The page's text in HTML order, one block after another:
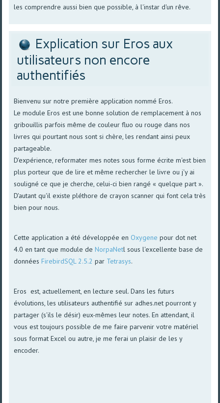
les comprendre aussi bien que possible, à l'instar d'un rêve.
Explication sur Eros aux
utilisateurs non encore
authentifiés
Bienvenu sur notre première application nommé Eros.
Le module Eros est une bonne solution de remplacement à nos
gribouillis parfois même de couleur fluo ou rouge dans nos
livres qui pourtant nous sont si chère, les rendant ainsi peux
partageable.
D'expérience, reformater mes notes sous forme écrite m'est bien
plus porteur que de lire et même rechercher le livre ou j'y ai
souligné ce que je cherche, celui-ci bien rangé « quelque part ».
D'autant qu'il existe pléthore de crayon scanner qui font cela très
bien pour nous.
Cette application a été développée en Oxygene pour dot net
4.0 en tant que module deNorpaNetl sous l'excellente base de
donnéesFirebirdSQL 2.5.2 par Tetrasys.
Eros est, actuellement, en lecture seul. Dans les futurs
évolutions, les utilisateurs authentifié sur adhes.net pourront y
partager (s'ils le désir) eux-mêmes leur notes. En attendant, il
vous est toujours possible de me faire parvenir votre matériel
sous format Excel ou autre, je me ferai un plaisir de les y
encoder.